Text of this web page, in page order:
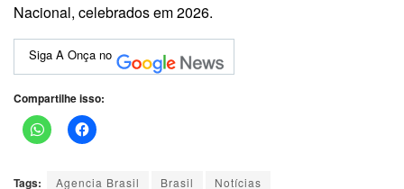
Nacional, celebrados em 2026.
Siga A Onça no
Compartilhe isso:
Tags: Agencia Brasil Brasil Notícias